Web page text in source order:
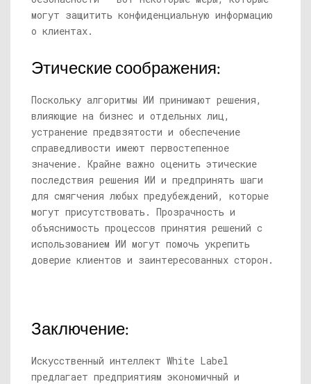
могут защитить конфиденциальную информацию
о клиентах.
Этические соображения:
Поскольку алгоритмы ИИ принимают решения,
влияющие на бизнес и отдельных лиц,
устранение предвзятости и обеспечение
справедливости имеют первостепенное
значение. Крайне важно оценить этические
последствия решения ИИ и предпринять шаги
для смягчения любых предубеждений, которые
могут присутствовать. Прозрачность и
объяснимость процессов принятия решений с
использованием ИИ могут помочь укрепить
доверие клиентов и заинтересованных сторон.
Заключение:
Искусственный интеллект White Label
предлагает предприятиям экономичный и